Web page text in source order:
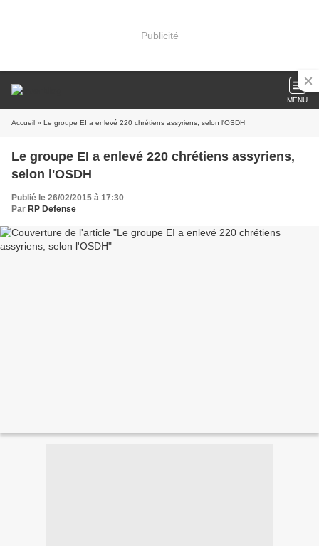
Publicité
MENU
Accueil » Le groupe EI a enlevé 220 chrétiens assyriens, selon l'OSDH
Le groupe EI a enlevé 220 chrétiens assyriens,
selon l'OSDH
Publié le 26/02/2015 à 17:30
Par RP Defense